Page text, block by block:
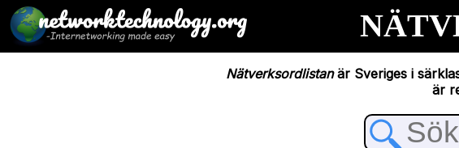
Nätverksordlistanär Sveriges i
är